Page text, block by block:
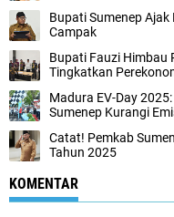
Bupati Sumenep
Campak
Bupati Fauzi Himbau
Tingkatkan
Madura EV-Day
Sumenep Kurangi
Catat! Pemkab
Tahun 2025
KOMENTAR